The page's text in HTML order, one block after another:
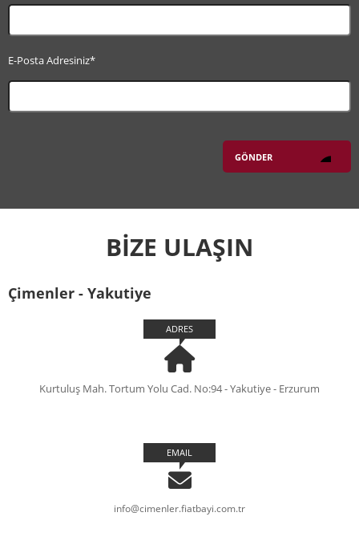
E-Posta Adresiniz*
BİZE ULAŞIN
Çimenler - Yakutiye
ADRES
Kurtuluş Mah. Tortum Yolu Cad. No:94 - Yakutiye - Erzurum
EMAIL
info@cimenler.fiatbayi.com.tr